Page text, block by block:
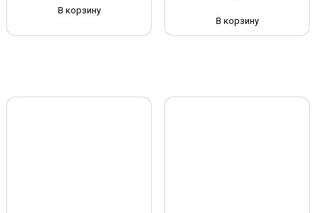
В корзину
В корзину